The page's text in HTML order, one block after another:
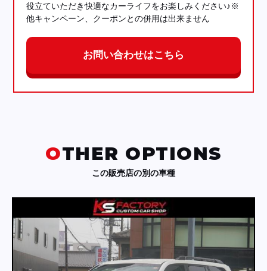
役立ていただき快適なカーライフをお楽しみください♪※
他キャンペーン、クーポンとの併用は出来ません
お問い合わせはこちら
OTHER OPTIONS
この販売店の別の車種